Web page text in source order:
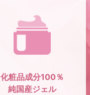
化粧品成分100％
純国産ジェル